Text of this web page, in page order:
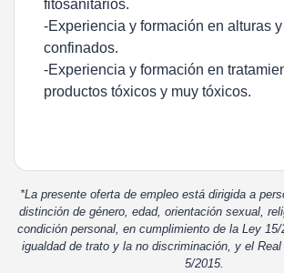
fitosanitarios.
-Experiencia y formación en alturas
confinados.
-Experiencia y formación en
productos tóxicos y muy tóxicos.
*La presente oferta de empleo está dirigida a
distinción de género, edad, orientación sexual,
condición personal, en cumplimiento de la Ley
igualdad de trato y la no discriminación, y el
5/2015.